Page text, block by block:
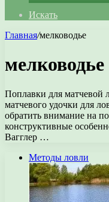
Искать
Главная/мелководье
мелководье
Поплавки для матчевой
матчевого удочки для
обратить внимание на
конструктивные
Вагглер …
Методы ловли